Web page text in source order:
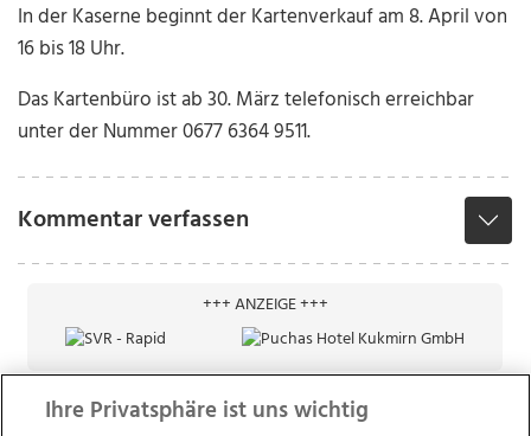
In der Kaserne beginnt der Kartenverkauf am 8. April von
16 bis 18 Uhr.
Das Kartenbüro ist ab 30. März telefonisch erreichbar
unter der Nummer 0677 6364 9511.
Kommentar verfassen
+++ ANZEIGE +++
Ihre Privatsphäre ist uns wichtig